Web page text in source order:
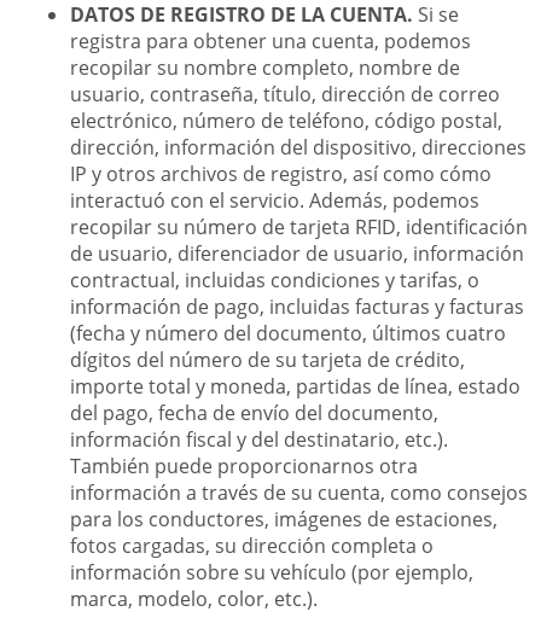
DATOS DE REGISTRO DE LA CUENTA. Si se
registra para obtener una cuenta, podemos
recopilar su nombre completo, nombre de
usuario, contraseña, título, dirección de correo
electrónico, número de teléfono, código postal,
dirección, información del dispositivo, direcciones
IP y otros archivos de registro, así como cómo
interactuó con el servicio. Además, podemos
recopilar su número de tarjeta RFID, identificación
de usuario, diferenciador de usuario, información
contractual, incluidas condiciones y tarifas, o
información de pago, incluidas facturas y facturas
(fecha y número del documento, últimos cuatro
dígitos del número de su tarjeta de crédito,
importe total y moneda, partidas de línea, estado
del pago, fecha de envío del documento,
información fiscal y del destinatario, etc.).
También puede proporcionarnos otra
información a través de su cuenta, como consejos
para los conductores, imágenes de estaciones,
fotos cargadas, su dirección completa o
información sobre su vehículo (por ejemplo,
marca, modelo, color, etc.).